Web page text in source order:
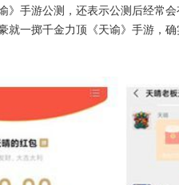
手游公测，还表示公测后经常
一掷千金力顶《天谕》手游，确